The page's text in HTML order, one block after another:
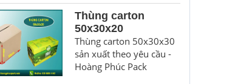
Thùng carton
50x30x20
Thùng carton 50x30x30
sản xuất theo yêu cầu -
Hoàng Phúc Pack